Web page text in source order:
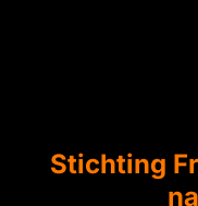
Stichting